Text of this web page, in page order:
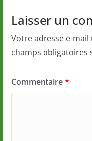
Laisser un
Votre adresse e-mail
champs obligatoires
Commentaire*